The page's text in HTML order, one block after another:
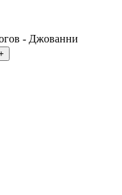
- Джованни